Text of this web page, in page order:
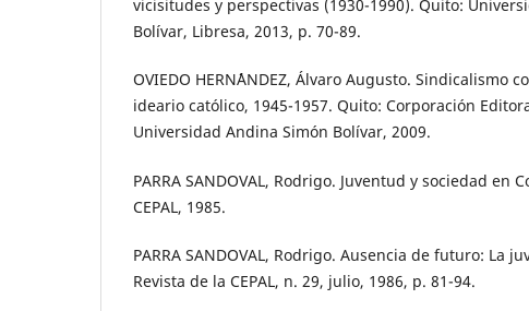
vicisitudes y perspectivas (1930-1990). Quito:
Bolívar, Libresa, 2013, p. 70-89.
OVIEDO HERN´´ANDEZ, Álvaro Augusto. Sindicalismo
ideario católico, 1945-1957. Quito: Corporación
Universidad Andina Simón Bolívar, 2009.
PARRA SANDOVAL, Rodrigo. Juventud y sociedad en
CEPAL, 1985.
PARRA SANDOVAL, Rodrigo. Ausencia de futuro: La
Revista de la CEPAL, n. 29, julio, 1986, p. 81-94.